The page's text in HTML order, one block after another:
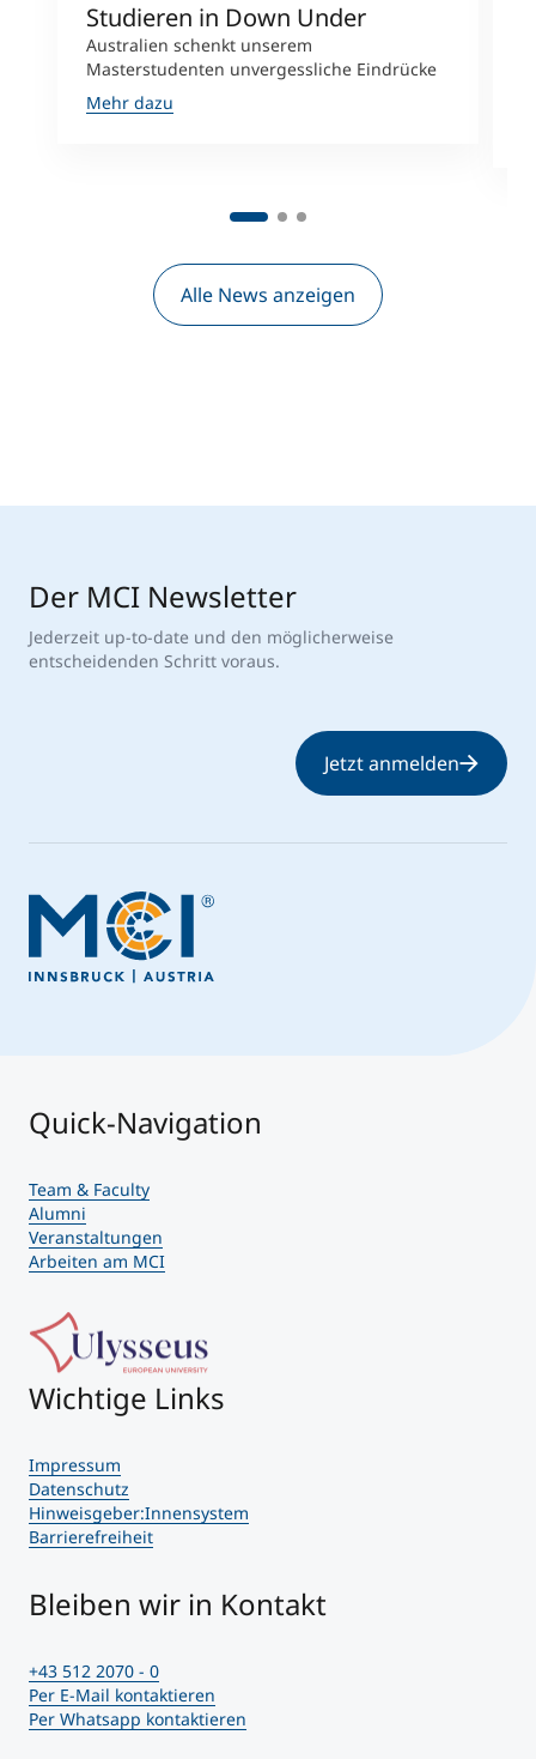
Studieren in Down Under
Australien schenkt unserem
Masterstudenten unvergessliche Eindrücke
Mehr dazu
Alle News anzeigen
Der MCI Newsletter
Jederzeit up-to-date und den möglicherweise
entscheidenden Schritt voraus.
Jetzt anmelden
Quick-Navigation
Team & Faculty
Alumni
Veranstaltungen
Arbeiten am MCI
Wichtige Links
Impressum
Datenschutz
Hinweisgeber:Innensystem
Barrierefreiheit
Bleiben wir in Kontakt
+43 512 2070 - 0
Per E-Mail kontaktieren
Per Whatsapp kontaktieren